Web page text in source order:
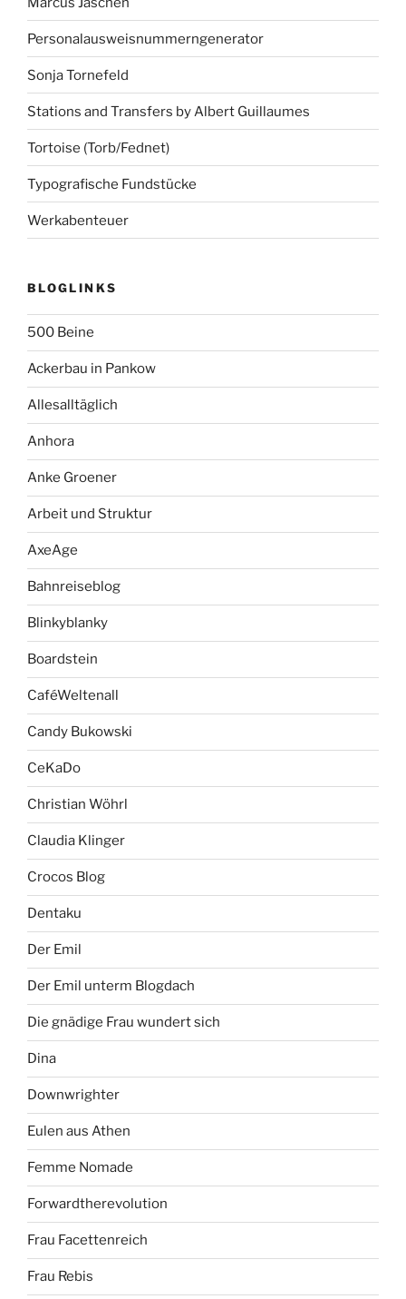
Personalausweisnummerngenerator
Sonja Tornefeld
Stations and Transfers by Albert Guillaumes
Tortoise (Torb/Fednet)
Typografische Fundstücke
Werkabenteuer
BLOGLINKS
500 Beine
Ackerbau in Pankow
Allesalltäglich
Anhora
Anke Groener
Arbeit und Struktur
AxeAge
Bahnreiseblog
Blinkyblanky
Boardstein
CaféWeltenall
Candy Bukowski
CeKaDo
Christian Wöhrl
Claudia Klinger
Crocos Blog
Dentaku
Der Emil
Der Emil unterm Blogdach
Die gnädige Frau wundert sich
Dina
Downwrighter
Eulen aus Athen
Femme Nomade
Forwardtherevolution
Frau Facettenreich
Frau Rebis